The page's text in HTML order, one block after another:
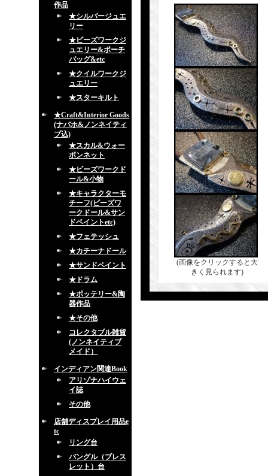
作品
★シルバージュエ
リー
★ビーズワークジ
ュエリー&ポーチ
バッグ&etc
★クイルワークジ
ュエリー
★スターキルト
★Craft&Interior Goods
(ナバホ&ノンネイティ
ブ込)
★スカル&ウォー
ボンネット
★ビーズワークド
ール&小物
★キャラクターモ
チーフ(ビーズワ
ークドール&サン
ドペイントetc)
★フェテッシュ
★カチーナドール
★サンドペイント
★ドラム
★ポッテリー&陶
器作品
★その他
コレクタブル雑貨
(ノンネイティブ
メイド）
インディアン関連Book
アリゾナハイウェ
イ誌
その他
店舗ディスプレイ用品e
tc
リング台
バングル（ブレス
レット）台
(画像をクリックすると大
きく見られます)